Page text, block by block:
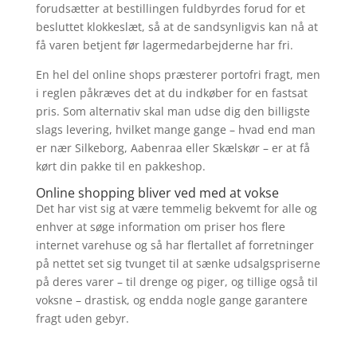
forudsætter at bestillingen fuldbyrdes forud for et
besluttet klokkeslæt, så at de sandsynligvis kan nå at
få varen betjent før lagermedarbejderne har fri.
En hel del online shops præsterer portofri fragt, men
i reglen påkræves det at du indkøber for en fastsat
pris. Som alternativ skal man udse dig den billigste
slags levering, hvilket mange gange – hvad end man
er nær Silkeborg, Aabenraa eller Skælskør – er at få
kørt din pakke til en pakkeshop.
Online shopping bliver ved med at vokse
Det har vist sig at være temmelig bekvemt for alle og
enhver at søge information om priser hos flere
internet varehuse og så har flertallet af forretninger
på nettet set sig tvunget til at sænke udsalgspriserne
på deres varer – til drenge og piger, og tillige også til
voksne – drastisk, og endda nogle gange garantere
fragt uden gebyr.